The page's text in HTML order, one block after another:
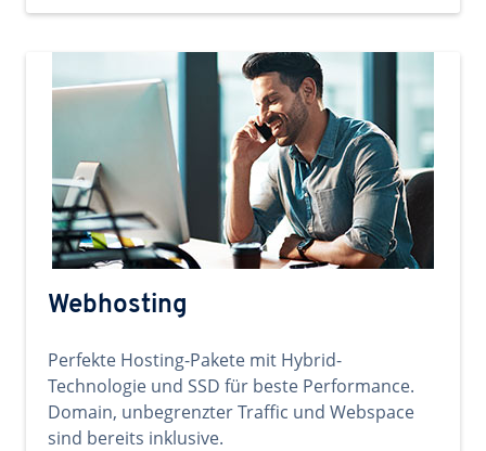
Webhosting
Perfekte Hosting-Pakete mit Hybrid-
Technologie und SSD für beste Performance.
Domain, unbegrenzter Traffic und Webspace
sind bereits inklusive.